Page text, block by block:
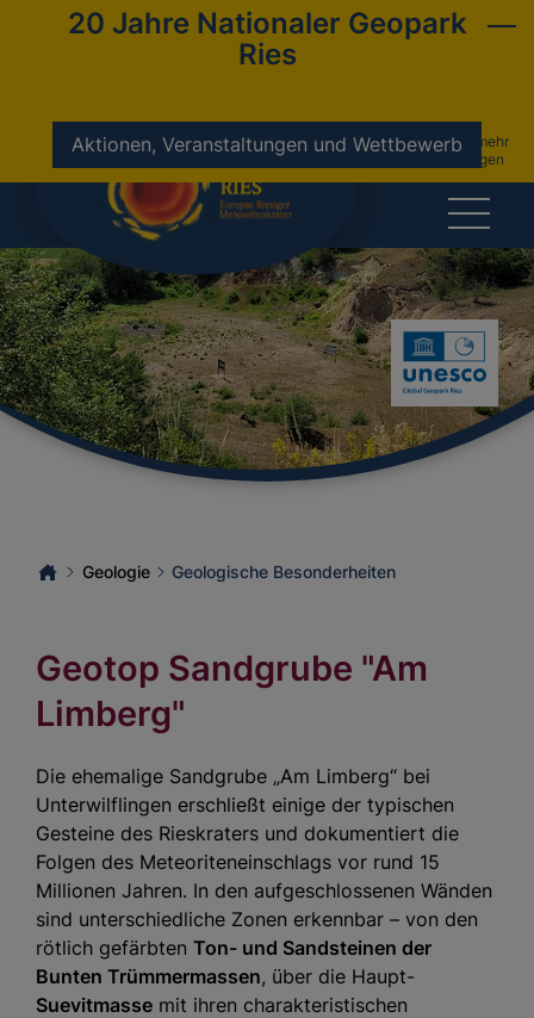
20 Jahre Nationaler Geopark
Ries
Aktionen, Veranstaltungen und Wettbewerbnicht mehr
anzeigen
Geologische Besonderheiten
Geologie
Geotop Sandgrube "Am
Limberg"
Die ehemalige Sandgrube „Am Limberg“ bei
Unterwilflingen erschließt einige der typischen
Gesteine des Rieskraters und dokumentiert die
Folgen des Meteoriteneinschlags vor rund 15
Millionen Jahren. In den aufgeschlossenen Wänden
sind unterschiedliche Zonen erkennbar – von den
rötlich gefärbten Ton- und Sandsteinen der
Bunten Trümmermassen, über die Haupt-
Suevitmasse mit ihren charakteristischen